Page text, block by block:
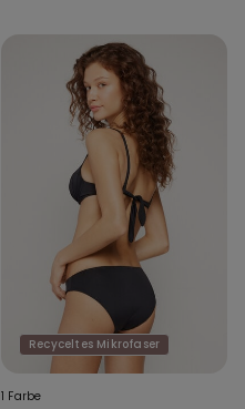
Recyceltes Mikrofaser
1 Farbe